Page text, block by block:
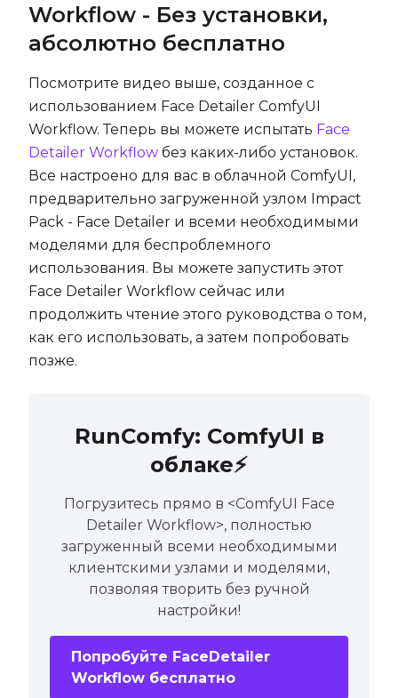
Workflow - Без установки,
абсолютно бесплатно
Посмотрите видео выше, созданное с
использованием Face Detailer ComfyUI
Workflow. Теперь вы можете испытать Face
Detailer Workflow без каких-либо установок.
Все настроено для вас в облачной ComfyUI,
предварительно загруженной узлом Impact
Pack - Face Detailer и всеми необходимыми
моделями для беспроблемного
использования. Вы можете запустить этот
Face Detailer Workflow сейчас или
продолжить чтение этого руководства о том,
как его использовать, а затем попробовать
позже.
RunComfy: ComfyUI в
облаке⚡️
Погрузитесь прямо в <ComfyUI Face
Detailer Workflow>, полностью
загруженный всеми необходимыми
клиентскими узлами и моделями,
позволяя творить без ручной
настройки!
Попробуйте FaceDetailer
Workflow бесплатно